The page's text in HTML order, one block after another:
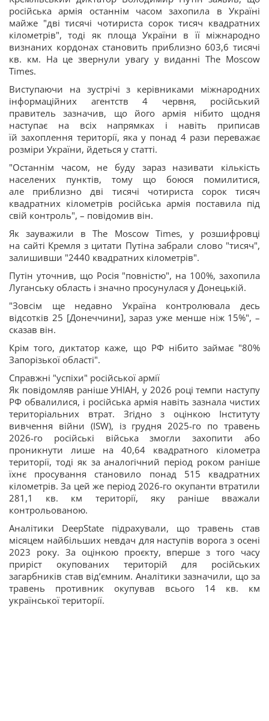
російська армія останнім часом захопила в Україні
майже "дві тисячі чотириста сорок тисяч квадратних
кілометрів", тоді як площа України в її міжнародно
визнаних кордонах становить приблизно 603,6 тисячі
кв. км. На це звернули увагу у виданні The Moscow
Times.
Виступаючи на зустрічі з керівниками міжнародних
інформаційних агентств 4 червня, російський
правитель зазначив, що його армія нібито щодня
наступає на всіх напрямках і навіть приписав
їй захоплення території, яка у понад 4 рази переважає
розміри України, йдеться у статті.
"Останнім часом, не буду зараз називати кількість
населених пунктів, тому що боюся помилитися,
але приблизно дві тисячі чотириста сорок тисяч
квадратних кілометрів російська армія поставила під
свій контроль", – повідомив він.
Як зауважили в The Moscow Times, у розшифровці
на сайті Кремля з цитати Путіна забрали слово "тисяч",
залишивши "2440 квадратних кілометрів".
Путін уточнив, що Росія "повністю", на 100%, захопила
Луганську область і значно просунулася у Донецькій.
"Зовсім ще недавно Україна контролювала десь
відсотків 25 [Донеччини], зараз уже менше ніж 15%", –
сказав він.
Крім того, диктатор каже, що РФ нібито займає "80%
Запорізької області".
Справжні "успіхи" російської армії
Як повідомляв раніше УНІАН, у 2026 році темпи наступу
РФ обвалилися, і російська армія навіть зазнала чистих
територіальних втрат. Згідно з оцінкою Інституту
вивчення війни (ISW), із грудня 2025-го по травень
2026-го російські війська змогли захопити або
проникнути лише на 40,64 квадратного кілометра
території, тоді як за аналогічний період роком раніше
їхнє просування становило понад 515 квадратних
кілометрів. За цей же період 2026-го окупанти втратили
281,1 кв. км території, яку раніше вважали
контрольованою.
Аналітики DeepState підрахували, що травень став
місяцем найбільших невдач для наступів ворога з осені
2023 року. За оцінкою проєкту, вперше з того часу
приріст окупованих територій для російських
загарбників став від’ємним. Аналітики зазначили, що за
травень противник окупував всього 14 кв. км
української території.